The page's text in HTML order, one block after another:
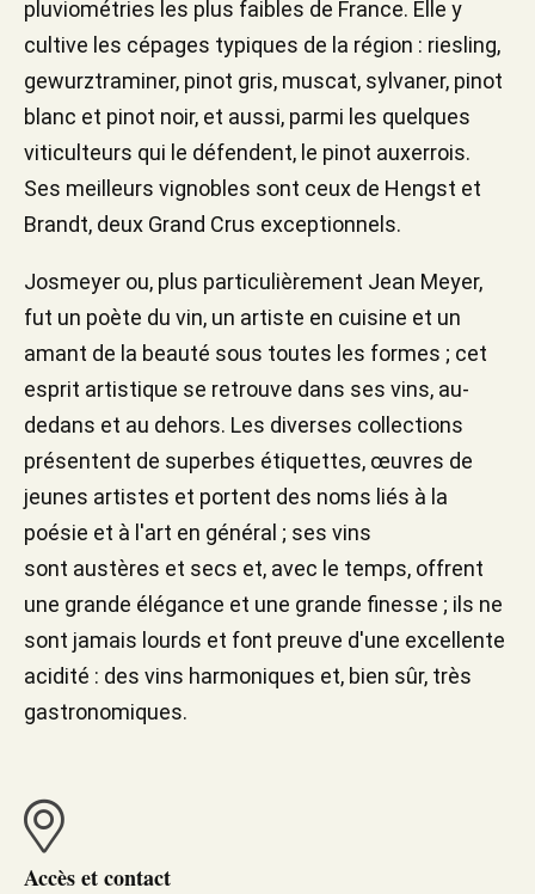
pluviométries les plus faibles de France. Elle y
cultive les cépages typiques de la région : riesling,
gewurztraminer, pinot gris, muscat, sylvaner, pinot
blanc et pinot noir, et aussi, parmi les quelques
viticulteurs qui le défendent, le pinot auxerrois.
Ses meilleurs vignobles sont ceux de Hengst et
Brandt, deux Grand Crus exceptionnels.
Josmeyer ou, plus particulièrement Jean Meyer,
fut un poète du vin, un artiste en cuisine et un
amant de la beauté sous toutes les formes ; cet
esprit artistique se retrouve dans ses vins, au-
dedans et au dehors. Les diverses collections
présentent de superbes étiquettes, œuvres de
jeunes artistes et portent des noms liés à la
poésie et à l'art en général ; ses vins
sont austères et secs et, avec le temps, offrent
une grande élégance et une grande finesse ; ils ne
sont jamais lourds et font preuve d'une excellente
acidité : des vins harmoniques et, bien sûr, très
gastronomiques.
Accès et contact